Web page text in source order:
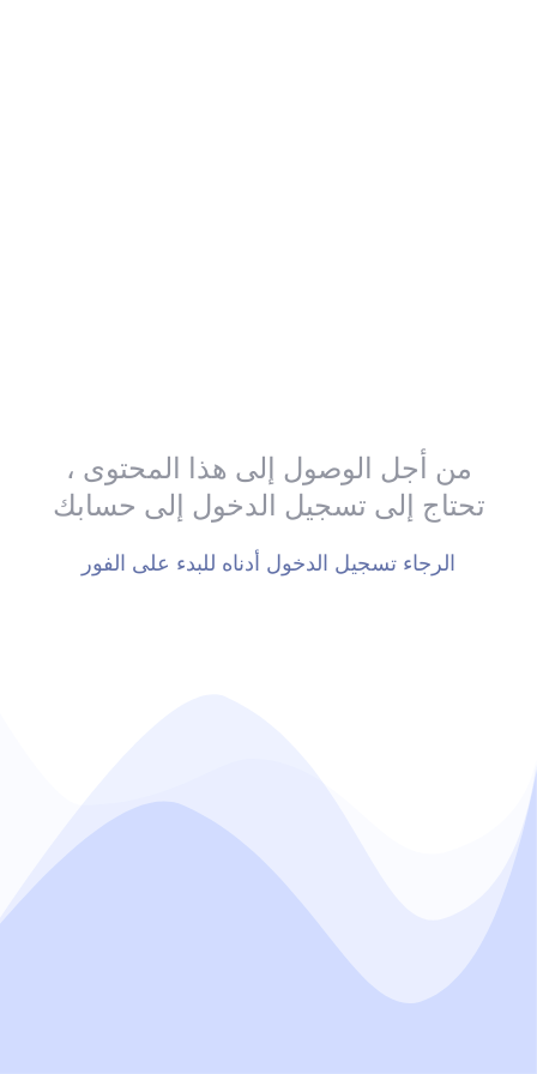
من أجل الوصول إلى هذا المحتوى ،
تحتاج إلى تسجيل الدخول إلى حسابك
الرجاء تسجيل الدخول أدناه للبدء على الفور